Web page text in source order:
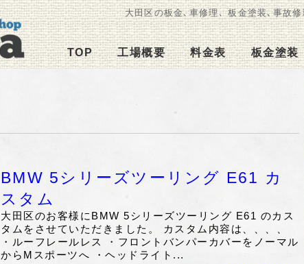
大田区の板金､車修理､ 板金塗装､事故
TOP 工場概要 料金表 板金塗装
BMW 5シリーズツーリング E61 カ
スタム
大田区のお客様にBMW 5シリーズツーリング E61 のカス
タムをさせていただきました。 カスタム内容は、、、、
・ルーフレールレス ・フロントバンパーカバーをノーマル
からMスポーツへ ・ヘッドライト...